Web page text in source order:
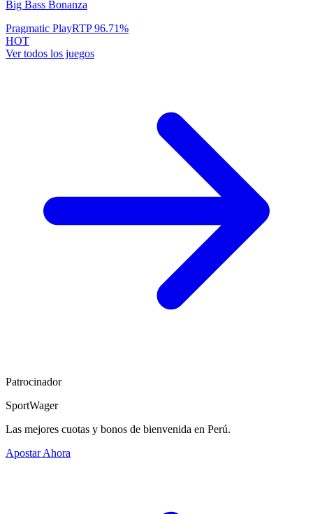
Big Bass Bonanza
Pragmatic PlayRTP96.71%
HOT
Ver todos los juegos
Patrocinador
SportWager
Las mejores cuotas y bonos de bienvenida en Perú.
Apostar Ahora